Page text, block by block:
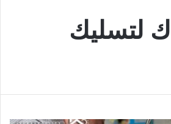
لتسليك